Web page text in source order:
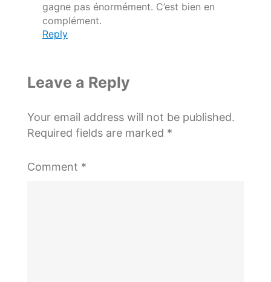
gagne pas énormément. C’est bien en
complément.
Reply
Leave a Reply
Your email address will not be published.
Required fields are marked *
Comment *